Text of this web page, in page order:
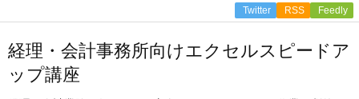
経理・会計事務所向けエクセルスピードア
ップ講座
Twitter RSS Feedly